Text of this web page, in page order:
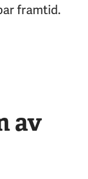
framtid.
av